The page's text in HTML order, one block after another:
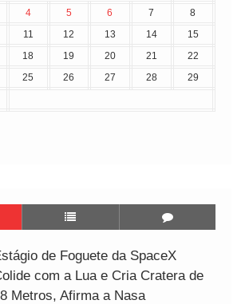
4 5 6 7
8
11 12 13 14
15
18 19 20 21
22
25 26 27 28
29
de Foguete da SpaceX
com a Lua e Cria Cratera de
Metros, Afirma a Nasa